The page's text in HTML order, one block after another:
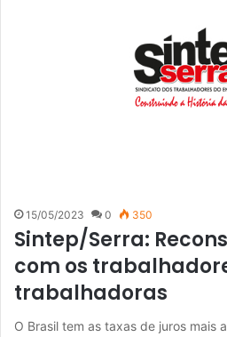
15/05/2023 0 350
Sintep/Serra:
com os
trabalhadoras
O Brasil tem as taxas de juros mais